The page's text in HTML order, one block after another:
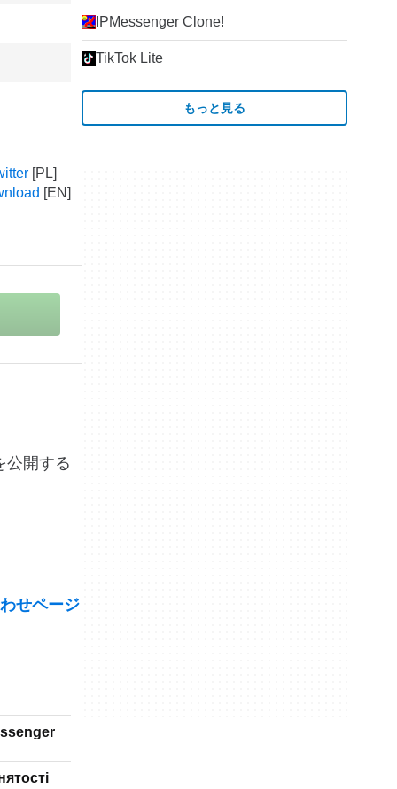
公開する
せページ
IPMessenger Clone!
TikTok Lite
もっと見る